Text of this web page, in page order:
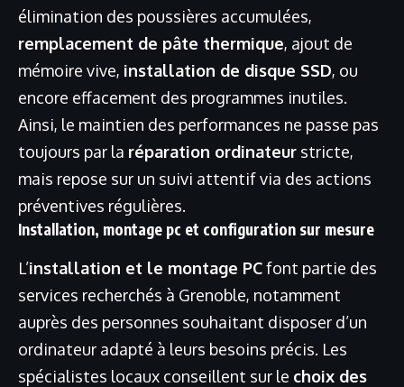
élimination des poussières accumulées,
remplacement de pâte thermique, ajout de
mémoire vive, installation de disque SSD, ou
encore effacement des programmes inutiles.
Ainsi, le maintien des performances ne passe pas
toujours par la réparation ordinateur stricte,
mais repose sur un suivi attentif via des actions
préventives régulières.
Installation, montage pc et configuration sur mesure
L’installation et le montage PCfont partie des
services recherchés à Grenoble, notamment
auprès des personnes souhaitant disposer d’un
ordinateur adapté à leurs besoins précis. Les
spécialistes locaux conseillent sur le choix des